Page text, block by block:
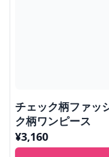
チェック柄ファッ
ク柄ワンピース
¥3,160